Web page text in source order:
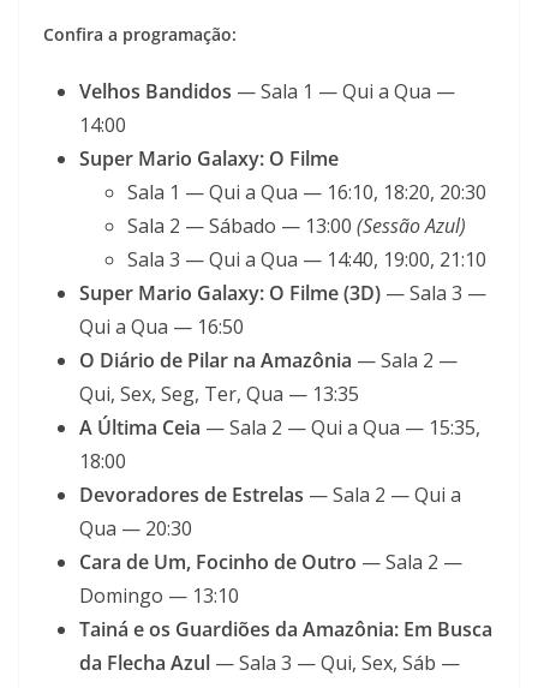
Confira a programação:
Velhos Bandidos — Sala 1 — Qui a Qua —
14:00
Super Mario Galaxy: O Filme
Sala 1 — Qui a Qua — 16:10, 18:20, 20:30
Sala 2 — Sábado — 13:00 (Sessão Azul)
Sala 3 — Qui a Qua — 14:40, 19:00, 21:10
Super Mario Galaxy: O Filme (3D) — Sala 3 —
Qui a Qua — 16:50
O Diário de Pilar na Amazônia — Sala 2 —
Qui, Sex, Seg, Ter, Qua — 13:35
A Última Ceia — Sala 2 — Qui a Qua — 15:35,
18:00
Devoradores de Estrelas — Sala 2 — Qui a
Qua — 20:30
Cara de Um, Focinho de Outro — Sala 2 —
Domingo — 13:10
Tainá e os Guardiões da Amazônia: Em Busca
da Flecha Azul — Sala 3 — Qui, Sex, Sáb —